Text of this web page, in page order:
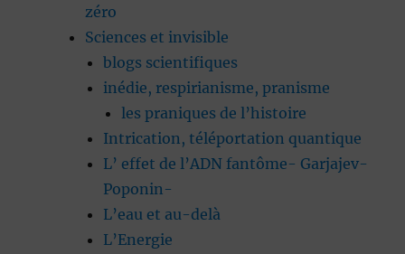
zéro
Sciences et invisible
blogs scientifiques
inédie, respirianisme, pranisme
les praniques de l’histoire
Intrication, téléportation quantique
L’ effet de l’ADN fantôme- Garjajev-
Poponin-
L’eau et au-delà
L’Energie